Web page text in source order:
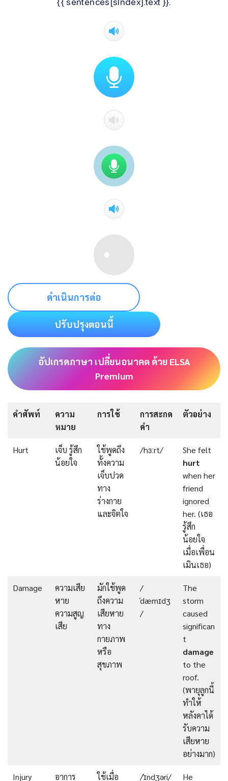
ดำเนินการต่อ
ปรับปรุงตอนนี้
อัปเกรดภาษา เปลี่ยนอนาคต ด้วย ELSA
Premium
คำศัพท์
ความ
หมาย
การใช้
การสะกด
คำ
ตัวอย่าง
Hurt
เจ็บ รู้สึก
น้อยใจ
ใช้พูดถึง
ทั้งความ
เจ็บปวด
ทาง
ร่างกาย
และจิตใจ
/hɜːrt/
She felt
hurt
when her
friend
ignored
her. (เธอ
รู้สึก
น้อยใจ
เมื่อเพื่อน
เมินเธอ)
Damage
ความเสีย
หาย
ความสูญ
เสีย
มักใช้พูด
ถึงความ
เสียหาย
ทาง
กายภาพ
หรือ
สุขภาพ
/
ˈdæmɪdʒ
/
The
storm
caused
significan
t
damage
to the
roof.
(พายุลูกนี้
ทำให้
หลังคาได้
รับความ
เสียหาย
อย่างมาก)
Injury อาการ ใช้เมื่อ /ˈɪndʒəri/ He